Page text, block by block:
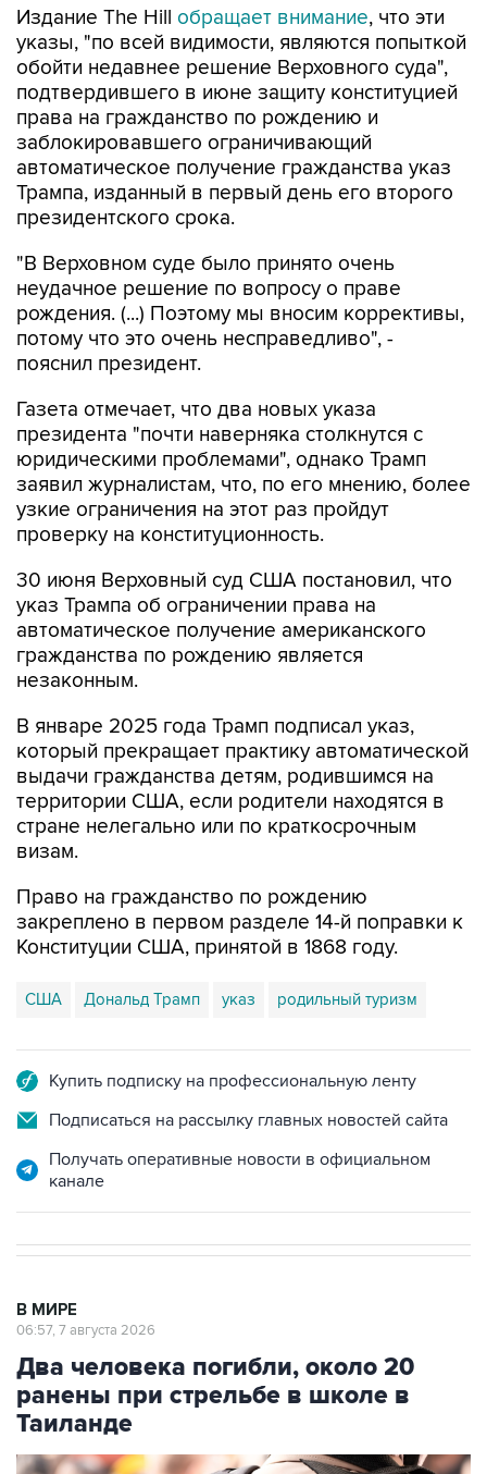
Издание The Hill обращает внимание, что эти
указы, "по всей видимости, являются попыткой
обойти недавнее решение Верховного суда",
подтвердившего в июне защиту конституцией
права на гражданство по рождению и
заблокировавшего ограничивающий
автоматическое получение гражданства указ
Трампа, изданный в первый день его второго
президентского срока.
"В Верховном суде было принято очень
неудачное решение по вопросу о праве
рождения. (...) Поэтому мы вносим коррективы,
потому что это очень несправедливо", -
пояснил президент.
Газета отмечает, что два новых указа
президента "почти наверняка столкнутся с
юридическими проблемами", однако Трамп
заявил журналистам, что, по его мнению, более
узкие ограничения на этот раз пройдут
проверку на конституционность.
30 июня Верховный суд США постановил, что
указ Трампа об ограничении права на
автоматическое получение американского
гражданства по рождению является
незаконным.
В январе 2025 года Трамп подписал указ,
который прекращает практику автоматической
выдачи гражданства детям, родившимся на
территории США, если родители находятся в
стране нелегально или по краткосрочным
визам.
Право на гражданство по рождению
закреплено в первом разделе 14-й поправки к
Конституции США, принятой в 1868 году.
США Дональд Трамп указ родильный туризм
Купить подписку на профессиональную ленту
Подписаться на рассылку главных новостей сайта
Получать оперативные новости в официальном
канале
В МИРЕ
06:57, 7 августа 2026
Два человека погибли, около 20
ранены при стрельбе в школе в
Таиланде